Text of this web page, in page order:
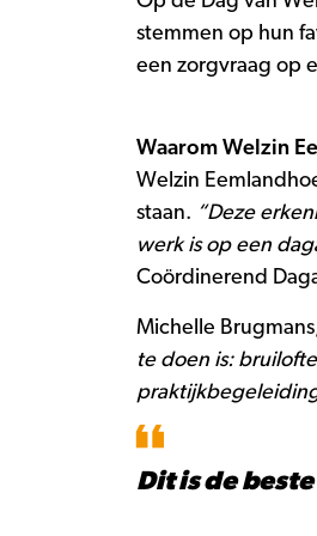
stemmen op hun
een zorgvraag op
Waarom Welzin
Welzin
staan. “Deze
werk is op een
Coördinerend
Michelle
te doen is:
Dit is de